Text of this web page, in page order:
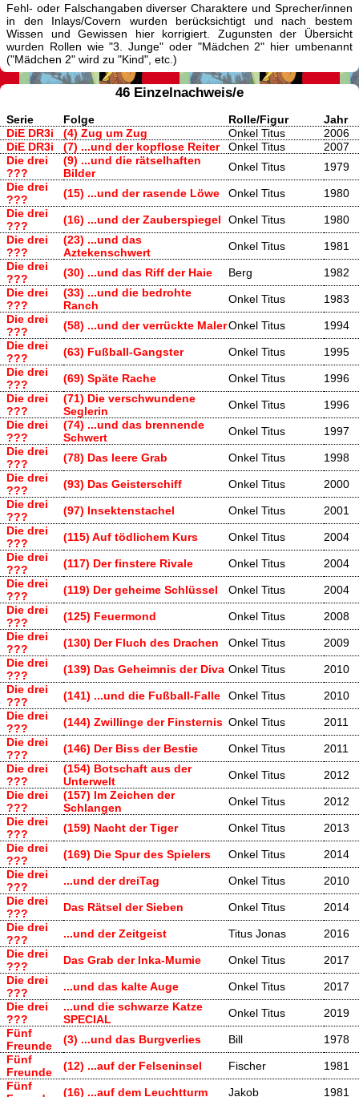
Fehl- oder Falschangaben diverser Charaktere und Sprecher/innen
in den Inlays/Covern wurden berücksichtigt und nach bestem
Wissen und Gewissen hier korrigiert. Zugunsten der Übersicht
wurden Rollen wie "3. Junge" oder "Mädchen 2" hier umbenannt
("Mädchen 2" wird zu "Kind", etc.)
46 Einzelnachweis/e
Serie Folge Rolle/Figur
Jahr
DiE DR3i
(4) Zug um Zug Onkel Titus
2006
DiE DR3i
(7) ...und der kopflose Reiter Onkel Titus
2007
Die drei
???
(9) ...und die rätselhaften
Bilder
Onkel Titus
1979
Die drei
???
(15) ...und der rasende Löwe Onkel Titus
1980
Die drei
???
(16) ...und der Zauberspiegel Onkel Titus
1980
Die drei
???
(23) ...und das
Aztekenschwert
Onkel Titus
1981
Die drei
???
(30) ...und das Riff der Haie Berg
1982
Die drei
???
(33) ...und die bedrohte
Ranch
Onkel Titus
1983
Die drei
???
(58) ...und der verrückte MalerOnkel Titus
1994
Die drei
???
(63) Fußball-Gangster Onkel Titus
1995
Die drei
???
(69) Späte Rache Onkel Titus
1996
Die drei
???
(71) Die verschwundene
Seglerin
Onkel Titus
1996
Die drei
???
(74) ...und das brennende
Schwert
Onkel Titus
1997
Die drei
???
(78) Das leere Grab Onkel Titus
1998
Die drei
???
(93) Das Geisterschiff Onkel Titus
2000
Die drei
???
(97) Insektenstachel Onkel Titus
2001
Die drei
???
(115) Auf tödlichem Kurs Onkel Titus
2004
Die drei
???
(117) Der finstere Rivale Onkel Titus
2004
Die drei
???
(119) Der geheime Schlüssel Onkel Titus
2004
Die drei
???
(125) Feuermond Onkel Titus
2008
Die drei
???
(130) Der Fluch des Drachen Onkel Titus
2009
Die drei
???
(139) Das Geheimnis der Diva Onkel Titus
2010
Die drei
???
(141) ...und die Fußball-Falle Onkel Titus
2010
Die drei
???
(144) Zwillinge der Finsternis Onkel Titus
2011
Die drei
???
(146) Der Biss der Bestie Onkel Titus
2011
Die drei
???
(154) Botschaft aus der
Unterwelt
Onkel Titus
2012
Die drei
???
(157) Im Zeichen der
Schlangen
Onkel Titus
2012
Die drei
???
(159) Nacht der Tiger Onkel Titus
2013
Die drei
???
(169) Die Spur des Spielers Onkel Titus
2014
Die drei
???
...und der dreiTag Onkel Titus
2010
Die drei
???
Das Rätsel der Sieben Onkel Titus
2014
Die drei
???
...und der Zeitgeist Titus Jonas
2016
Die drei
???
Das Grab der Inka-Mumie Onkel Titus
2017
Die drei
???
...und das kalte Auge Onkel Titus
2017
Die drei
???
...und die schwarze Katze
SPECIAL
Onkel Titus
2019
Fünf
Freunde
(3) ...und das Burgverlies Bill
1978
Fünf
Freunde
(12) ...auf der Felseninsel Fischer
1981
Fünf
(16) ...auf dem Leuchtturm Jakob 1981